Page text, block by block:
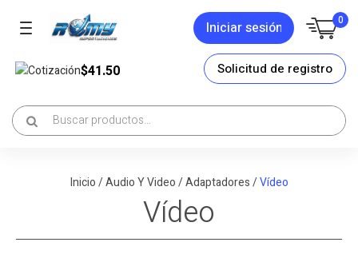
Iniciar sesión 0
Cotización$41.50 Solicitud de registro
Inicio/Audio Y Video/Adaptadores/Vídeo
Vídeo